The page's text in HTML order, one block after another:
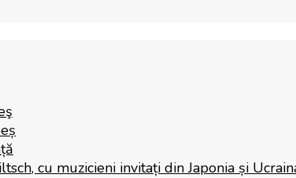
cu muzicieni invitați din Japonia și